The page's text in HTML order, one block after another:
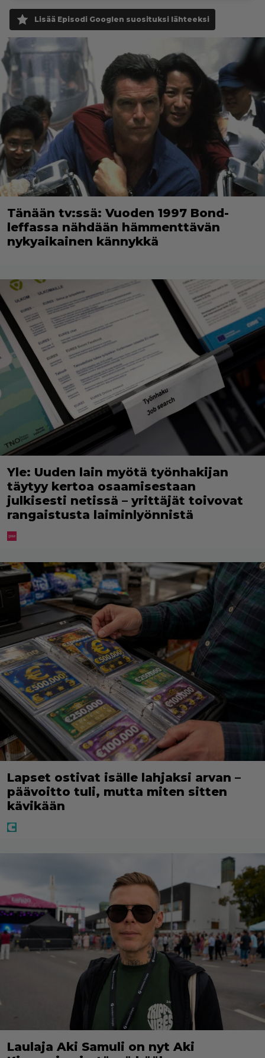
Lisää Episodi Googlen suosituksi lähteeksi
Tänään tv:ssä: Vuoden 1997 Bond-
leffassa nähdään hämmenttävän
nykyaikainen kännykkä
Yle: Uuden lain myötä työnhakijan
täytyy kertoa osaamisestaan
julkisesti netissä – yrittäjät toivovat
rangaistusta laiminlyönnistä
Lapset ostivat isälle lahjaksi arvan –
päävoitto tuli, mutta miten sitten
kävikään
Laulaja Aki Samuli on nyt Aki